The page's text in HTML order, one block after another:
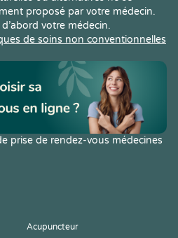
proposé par votre médecin.
votre médecin.
de soins non conventionnelles
prise de rendez-vous médecines
Acupuncteur